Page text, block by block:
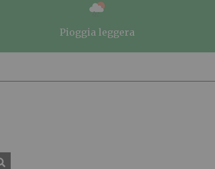
pioggia leggera